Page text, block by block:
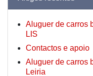
Aluguer de carros
LIS
Contactos e apoio
Aluguer de carros
Leiria